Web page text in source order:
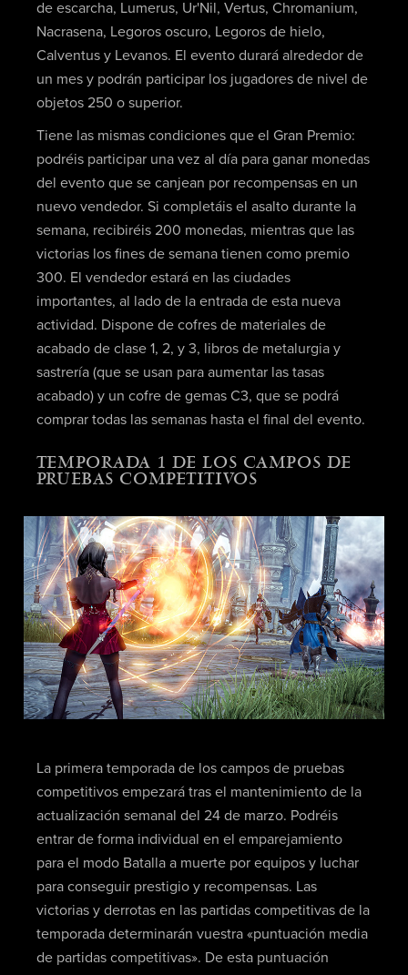
de escarcha, Lumerus, Ur'Nil, Vertus, Chromanium,
Nacrasena, Legoros oscuro, Legoros de hielo,
Calventus y Levanos. El evento durará alrededor de
un mes y podrán participar los jugadores de nivel de
objetos 250 o superior.
Tiene las mismas condiciones que el Gran Premio:
podréis participar una vez al día para ganar monedas
del evento que se canjean por recompensas en un
nuevo vendedor. Si completáis el asalto durante la
semana, recibiréis 200 monedas, mientras que las
victorias los fines de semana tienen como premio
300. El vendedor estará en las ciudades
importantes, al lado de la entrada de esta nueva
actividad. Dispone de cofres de materiales de
acabado de clase 1, 2, y 3, libros de metalurgia y
sastrería (que se usan para aumentar las tasas
acabado) y un cofre de gemas C3, que se podrá
comprar todas las semanas hasta el final del evento.
TEMPORADA 1 DE LOS CAMPOS DE
PRUEBAS COMPETITIVOS
La primera temporada de los campos de pruebas
competitivos empezará tras el mantenimiento de la
actualización semanal del 24 de marzo. Podréis
entrar de forma individual en el emparejamiento
para el modo Batalla a muerte por equipos y luchar
para conseguir prestigio y recompensas. Las
victorias y derrotas en las partidas competitivas de la
temporada determinarán vuestra «puntuación media
de partidas competitivas». De esta puntuación